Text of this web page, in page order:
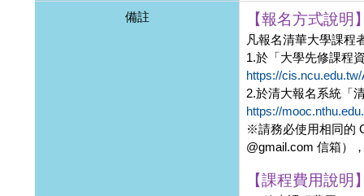
備註 【報名方式說明
凡報名清華大學課程
1.於「大學先修課程
https://
2.於清大報名系統「
https://
※請務必使用相同的
@gmail.com 信箱）
【課程費用說明